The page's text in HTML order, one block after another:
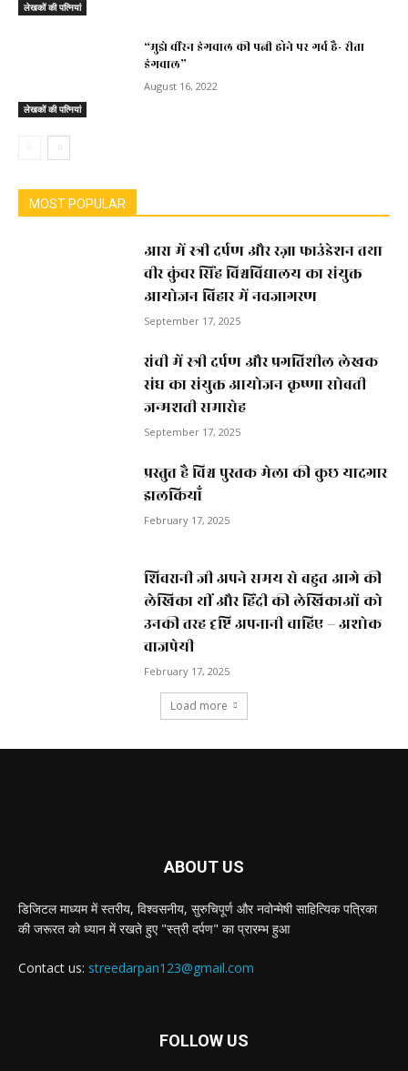
लेखकों की पत्नियां
लेखकों की पत्नियां
“मुझे वीरेन डंगवाल की पत्नी होने पर गर्व है- रीता
डंगवाल”
August 16, 2022
MOST POPULAR
आरा में स्त्री दर्पण और रज़ा फाउंडेशन तथा
वीर कुंवर सिंह विश्वविद्यालय का संयुक्त
आयोजन बिहार में नवजागरण
September 17, 2025
रांची में स्त्री दर्पण और प्रगतिशील लेखक
संघ का संयुक्त आयोजन कृष्णा सोबती
जन्मशती समारोह
September 17, 2025
प्रस्तुत है विश्व पुस्तक मेला की कुछ यादगार
झलकियाॅं
February 17, 2025
शिवरानी जी अपने समय से बहुत आगे की
लेखिका थीं और हिंदी की लेखिकाओं को
उनकी तरह दृष्टि अपनानी चाहिए – अशोक
वाजपेयी
February 17, 2025
Load more
ABOUT US
डिजिटल माध्यम में स्तरीय, विश्वसनीय, सुरुचिपूर्ण और नवोन्मेषी साहित्यिक पत्रिका
की जरूरत को ध्यान में रखते हुए "स्त्री दर्पण" का प्रारम्भ हुआ
Contact us: streedarpan123@gmail.com
FOLLOW US